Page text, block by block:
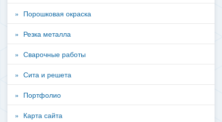
Порошковая окраска
Резка металла
Сварочные работы
Сита и решета
Портфолио
Карта сайта